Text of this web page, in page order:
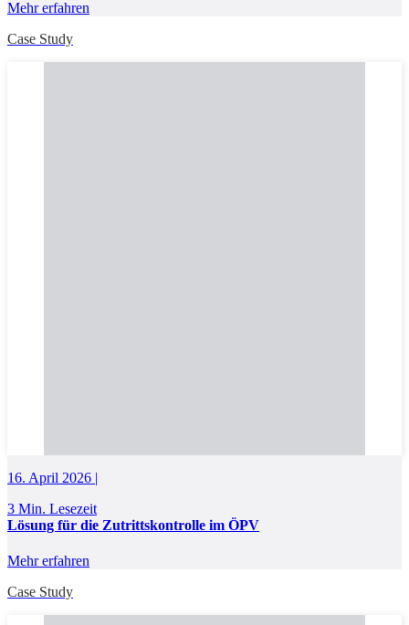
Mehr erfahren
Case Study
16. April 2026 |
3 Min. Lesezeit
Lösung für die Zutrittskontrolle im ÖPV
Mehr erfahren
Case Study